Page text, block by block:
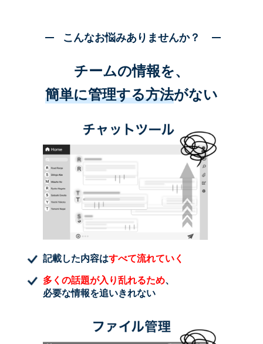
こんなお悩みありませんか？
チームの情報を、
簡単に管理する方法がない
記載した内容はすべて流れていく
多くの話題が入り乱れるため、
必要な情報を追いきれない